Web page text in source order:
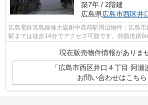
築7年 / 2階建
広島県広島市西区井
広島電鉄宮島線修大協創中高前駅周辺物件：広島市
駅までは徒歩14分でアクセス可能です。前面道路
現在販売物件情報がありま
「広島市西区井口４丁目 阿瀬
お問い合わせはこちら